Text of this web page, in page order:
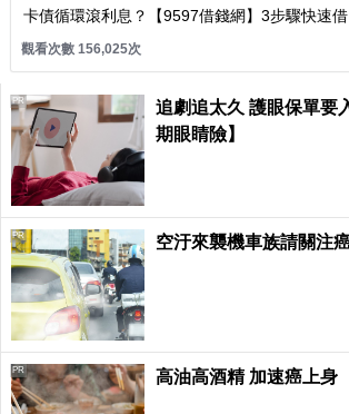
卡債循環滾利息？【9597借錢網】3步驟快速借
觀看次數 156,025次
追劇追太久 護眼保單要
期眼睛險】
PR
空汙來襲機車族請關注
PR
高油高酒精 加速癌上身
PR